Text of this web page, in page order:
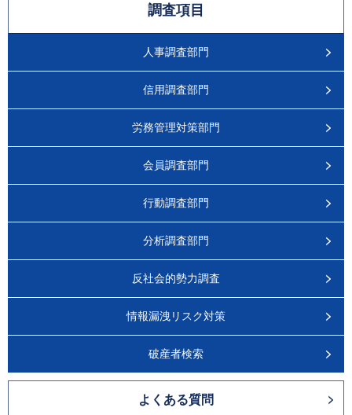
調査項目
人事調査部門
信用調査部門
労務管理対策部門
会員調査部門
行動調査部門
分析調査部門
反社会的勢力調査
情報漏洩リスク対策
破産者検索
よくある質問